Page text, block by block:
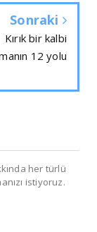
Sonraki
Kırık bir kalbi
12 yolu
her türlü
istiyoruz.